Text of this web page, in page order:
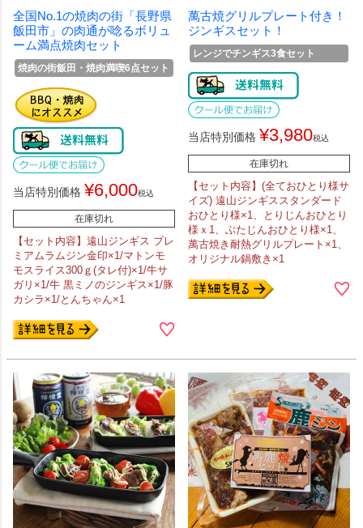
全国No.1の焼肉の街「長野県
飯田市」の肉通が唸るボリュ
ーム満点焼肉セット
焼肉の街飯田・焼肉満喫6点セット
当店特別価格 ¥6,000税込
在庫切れ
【セット内容】遠山ジンギス プレ
ミアムラムジン金印×1/マトンモ
モスライス300ｇ(タレ付)×1/牛サ
ガリ×1/牛 黒ミノのジンギス×1/豚
カシラ×1/とんちゃん×1
萬古焼グリルプレート付き！
ジンギスセット！
レンジでチンギス3食セット
当店特別価格 ¥3,980税込
在庫切れ
【セット内容】(全ておひとり様サ
イズ) 遠山ジンギススタンダード
おひとり様×1、とりじんおひとり
様ｘ1、ぶたじんおひとり様×1、
萬古焼き耐熱グリルプレート×1、
オリジナル鍋敷き×1